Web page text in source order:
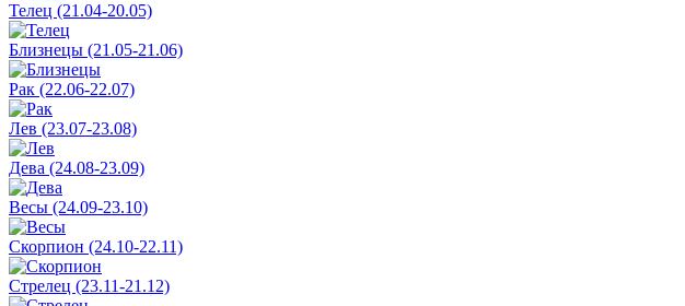
Телец (21.04-20.05)
Близнецы (21.05-21.06)
Рак (22.06-22.07)
Лев (23.07-23.08)
Дева (24.08-23.09)
Весы (24.09-23.10)
Скорпион (24.10-22.11)
Стрелец (23.11-21.12)